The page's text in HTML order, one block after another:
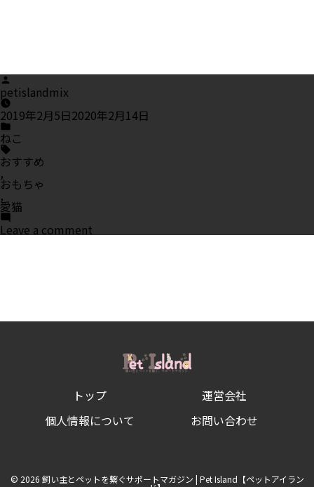
Posted
by
petislandmix
2019年2月5日2020年2月14日
Posted
in
ねこ
Tags:
おすすめ
,
おもちゃ
,
愛猫
Leave a comment
お
も
に
し
い
ム
トップ
運営会社
個人情報について
お問い合わせ
© 2026 飼い主とペットを繋ぐサポートマガジン | Pet Island【ペットアイラン